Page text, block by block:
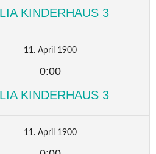
KINDERHAUS 3
11. April 1900
0:00
KINDERHAUS 3
11. April 1900